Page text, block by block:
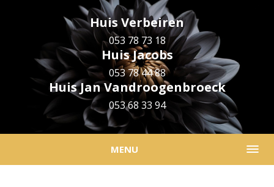
Huis Verbeiren
053 78 73 18
Huis Jacobs
053 78 44 88
Huis Jan Vandroogenbroeck
053 68 33 94
MENU